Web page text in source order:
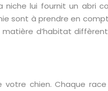
lui fournit un abri
sont à prendre en
d’habitat
chien. Chaque